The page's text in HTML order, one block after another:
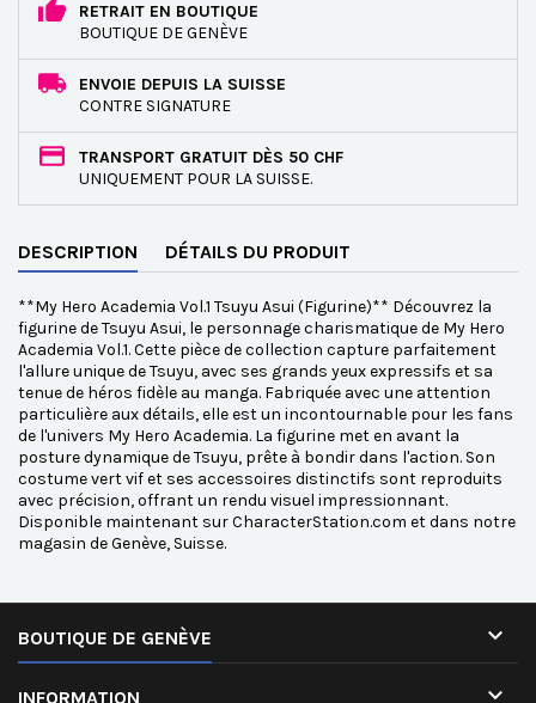
RETRAIT EN BOUTIQUE
BOUTIQUE DE GENÈVE
ENVOIE DEPUIS LA SUISSE
CONTRE SIGNATURE
TRANSPORT GRATUIT DÈS 50 CHF
UNIQUEMENT POUR LA SUISSE.
DESCRIPTION DÉTAILS DU PRODUIT
**My Hero Academia Vol.1 Tsuyu Asui (Figurine)** Découvrez la
figurine de Tsuyu Asui, le personnage charismatique de My Hero
Academia Vol.1. Cette pièce de collection capture parfaitement
l'allure unique de Tsuyu, avec ses grands yeux expressifs et sa
tenue de héros fidèle au manga. Fabriquée avec une attention
particulière aux détails, elle est un incontournable pour les fans
de l'univers My Hero Academia. La figurine met en avant la
posture dynamique de Tsuyu, prête à bondir dans l'action. Son
costume vert vif et ses accessoires distinctifs sont reproduits
avec précision, offrant un rendu visuel impressionnant.
Disponible maintenant sur CharacterStation.com et dans notre
magasin de Genève, Suisse.
BOUTIQUE DE GENÈVE 
INFORMATION 